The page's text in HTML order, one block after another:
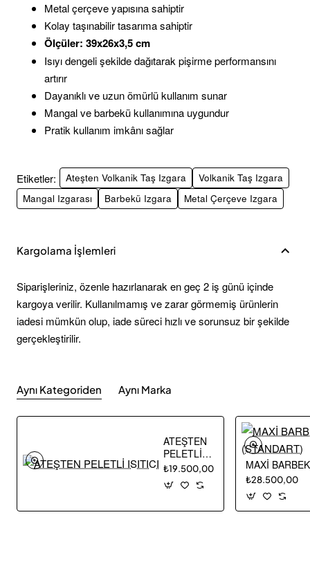
Metal çerçeve yapısına sahiptir
Kolay taşınabilir tasarıma sahiptir
Ölçüler: 39x26x3,5 cm
Isıyı dengeli şekilde dağıtarak pişirme performansını
artırır
Dayanıklı ve uzun ömürlü kullanım sunar
Mangal ve barbekü kullanımına uygundur
Pratik kullanım imkânı sağlar
Etiketler: Ateşten Volkanik Taş Izgara
Volkanik Taş Izgara
Mangal Izgarası
Barbekü Izgara Metal Çerçeve Izgara
Kargolama İşlemleri
Siparişleriniz, özenle hazırlanarak en geç 2 iş günü içinde
kargoya verilir. Kullanılmamış ve zarar görmemiş ürünlerin
iadesi mümkün olup, iade süreci hızlı ve sorunsuz bir şekilde
gerçekleştirilir.
Aynı Kategoriden Aynı Marka
ATEŞTEN
PELETLİ
ISITICI
₺19.500,00 MAXİ
₺28.500,00